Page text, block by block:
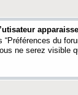
du
ne serez visible